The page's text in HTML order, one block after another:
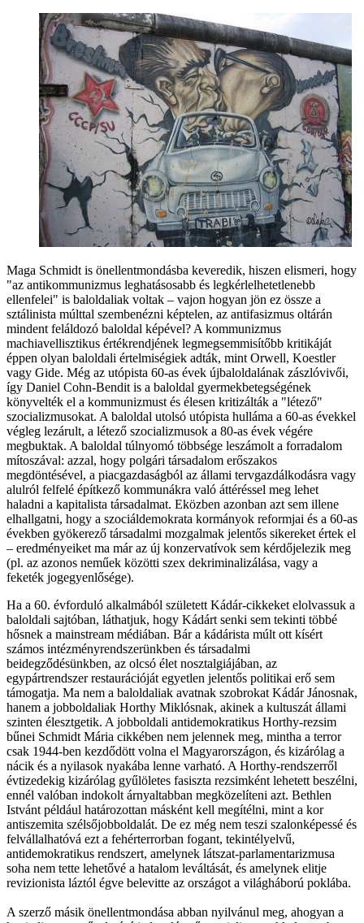
Maga Schmidt is önellentmondásba keveredik, hiszen elismeri, hogy
"az antikommunizmus leghatásosabb és legkérlelhetetlenebb
ellenfelei" is baloldaliak voltak – vajon hogyan jön ez össze a
sztálinista múlttal szembenézni képtelen, az antifasizmus oltárán
mindent feláldozó baloldal képével? A kommunizmus
machiavellisztikus értékrendjének legmegsemmisítőbb kritikáját
éppen olyan baloldali értelmiségiek adták, mint Orwell, Koestler
vagy Gide. Még az utópista 60-as évek újbaloldalának zászlóvivői,
így Daniel Cohn-Bendit is a baloldal gyermekbetegségének
könyvelték el a kommunizmust és élesen kritizálták a "létező"
szocializmusokat. A baloldal utolsó utópista hulláma a 60-as évekkel
végleg lezárult, a létező szocializmusok a 80-as évek végére
megbuktak. A baloldal túlnyomó többsége leszámolt a forradalom
mítoszával: azzal, hogy polgári társadalom erőszakos
megdöntésével, a piacgazdaságból az állami tervgazdálkodásra vagy
alulról felfelé építkező kommunákra való áttéréssel meg lehet
haladni a kapitalista társadalmat. Eközben azonban azt sem illene
elhallgatni, hogy a szociáldemokrata kormányok reformjai és a 60-as
években gyökerező társadalmi mozgalmak jelentős sikereket értek el
– eredményeiket ma már az új konzervatívok sem kérdőjelezik meg
(pl. az azonos neműek közötti szex dekriminalizálása, vagy a
feketék jogegyenlősége).
Ha a 60. évforduló alkalmából született Kádár-cikkeket elolvassuk a
baloldali sajtóban, láthatjuk, hogy Kádárt senki sem tekinti többé
hősnek a mainstream médiában. Bár a kádárista múlt ott kísért
számos intézményrendszerünkben és társadalmi
beidegződésünkben, az olcsó élet nosztalgiájában, az
egypártrendszer restaurációját egyetlen jelentős politikai erő sem
támogatja. Ma nem a baloldaliak avatnak szobrokat Kádár Jánosnak,
hanem a jobboldaliak Horthy Miklósnak, akinek a kultuszát állami
szinten élesztgetik. A jobboldali antidemokratikus Horthy-rezsim
bűnei Schmidt Mária cikkében nem jelennek meg, mintha a terror
csak 1944-ben kezdődött volna el Magyarországon, és kizárólag a
nácik és a nyilasok nyakába lenne varható. A Horthy-rendszerről
évtizedekig kizárólag gyűlöletes fasiszta rezsimként lehetett beszélni,
ennél valóban indokolt árnyaltabban megközelíteni azt. Bethlen
Istvánt például határozottan másként kell megítélni, mint a kor
antiszemita szélsőjobboldalát. De ez még nem teszi szalonképessé és
felvállalhatóvá ezt a fehérterrorban fogant, tekintélyelvű,
antidemokratikus rendszert, amelynek látszat-parlamentarizmusa
soha nem tette lehetővé a hatalom leváltását, és amelynek elitje
revizionista láztól égve belevitte az országot a világháború poklába.
A szerző másik önellentmondása abban nyilvánul meg, ahogyan a